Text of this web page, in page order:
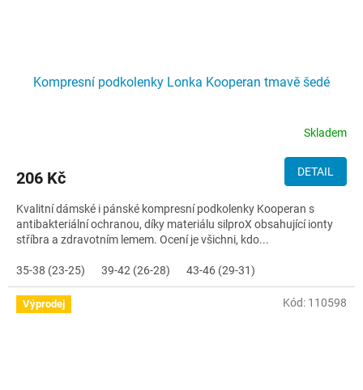
Kompresní podkolenky Lonka Kooperan tmavě šedé
Skladem
206 Kč DETAIL
Kvalitní dámské i pánské kompresní podkolenky Kooperan s
antibakteriální ochranou, díky materiálu silproX obsahující ionty
stříbra a zdravotním lemem. Ocení je všichni, kdo...
35-38 (23-25) 39-42 (26-28) 43-46 (29-31)
Výprodej Kód: 110598